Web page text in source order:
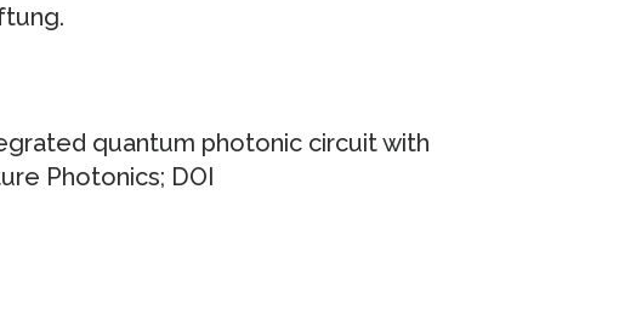
quantum photonic circuit with
Photonics; DOI